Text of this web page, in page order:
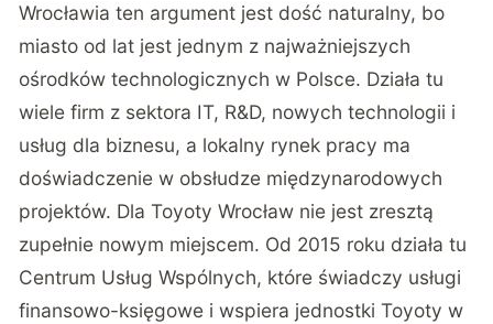
Wrocławia ten argument jest dość naturalny, bo
miasto od lat jest jednym z najważniejszych
ośrodków technologicznych w Polsce. Działa tu
wiele firm z sektora IT, R&D, nowych technologii i
usług dla biznesu, a lokalny rynek pracy ma
doświadczenie w obsłudze międzynarodowych
projektów. Dla Toyoty Wrocław nie jest zresztą
zupełnie nowym miejscem. Od 2015 roku działa tu
Centrum Usług Wspólnych, które świadczy usługi
finansowo-księgowe i wspiera jednostki Toyoty w